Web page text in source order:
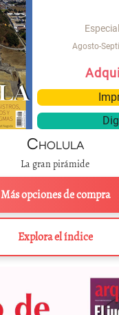
Especial
Agosto-
Cholula
La gran pirámide
Más opciones de compra
Explora el índice